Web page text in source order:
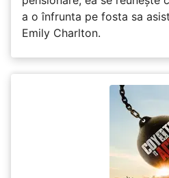
a o înfrunta pe fosta sa
Emily Charlton.